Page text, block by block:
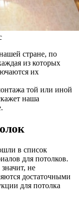
стране, по
из которых
их
той или иной
наша
в список
для потолков.
не
достаточными
для потолка